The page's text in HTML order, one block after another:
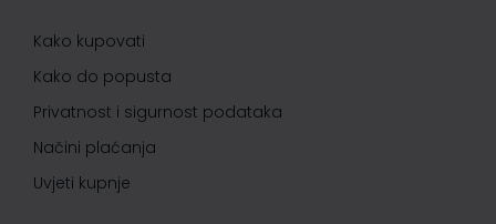
Kako kupovati
Kako do popusta
Privatnost i sigurnost podataka
Načini plaćanja
Uvjeti kupnje